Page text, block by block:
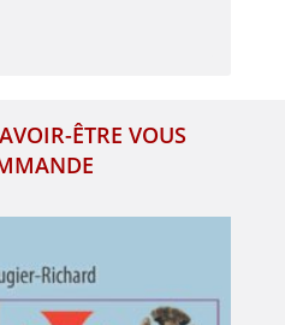
ÊTRE VOUS